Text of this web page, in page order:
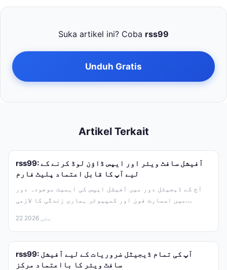
Suka artikel ini? Coba rss99
Unduh Gratis
Artikel Terkait
rss99: آفیشل سافٹ ویئر اور ایپس ڈاؤن لوڈ کرنے کے
لیے آپ کا قابل اعتماد پلیٹ فارم
آج کے ڈیجیٹل دور میں آفیشل ایپس کی اہمیت موجودہ دور
میں اسمارٹ فون اور کمپیوٹر ہماری زندگی کا لازمی...
22 مئی 2026
rss99: آپ کی تمام ڈیجیٹل ضروریات کے لیے آفیشل
سافٹ ویئر کا بااعتماد مرکز